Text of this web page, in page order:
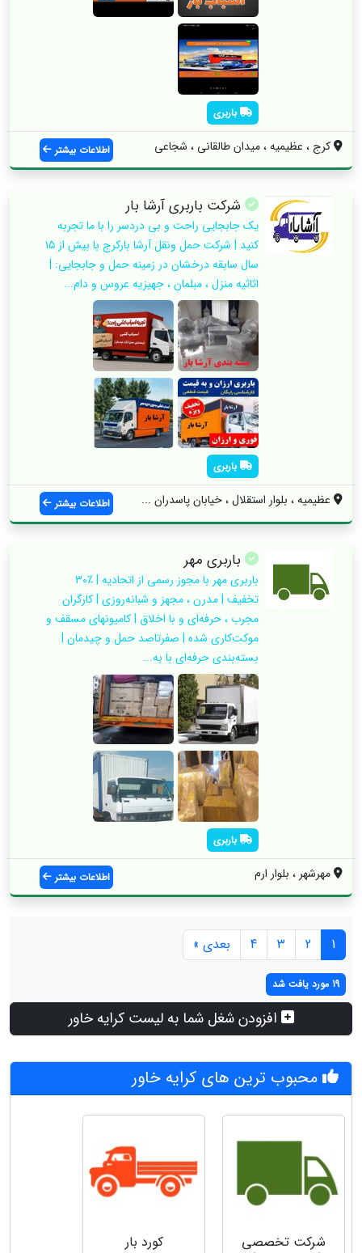
باربری
کرج ، عظیمیه ، میدان طالقانی ، شجاعی اطلاعات بیشتر
شرکت باربری آرشا بار
یک جابجایی راحت و بی دردسر را با ما تجربه
کنید | شرکت حمل ونقل آرشا بارکرج با بیش از ۱۵
سال سابقه درخشان در زمینه حمل و جابجایی: |
اثاثیه منزل ، مبلمان ، جهیزیه عروس و دام...
باربری
عظیمیه ، بلوار استقلال ، خیابان پاسدران ... اطلاعات بیشتر
باربری مهر
باربری مهر با مجوز رسمی از اتحادیه | ٪۳۰
تخفیف | مدرن ، مجهز و شبانه‌روزی | کارگران
مجرب ، حرفه‌ای و با اخلاق | کامیونهای مسقف و
موکت‌کاری شده | صفرتاصد حمل و چیدمان |
بسته‌بندی حرفه‌ای با به...
باربری
مهرشهر ، بلوار ارم اطلاعات بیشتر
1
2
3
4 بعدی »
19 مورد یافت شد
افزودن شغل شما به لیست کرایه خاور
محبوب ترین های کرایه خاور
شرکت تخصصی کورد بار